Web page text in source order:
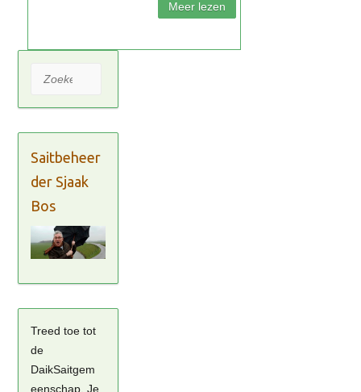
Zoeken
Saitbeheer
der Sjaak
Bos
Treed toe tot
de
DaikSaitgem
eenschap. Je